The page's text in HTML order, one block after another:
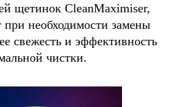
щетинок CleanMaximiser,
необходимости замены
свежесть и эффективность
чистки.